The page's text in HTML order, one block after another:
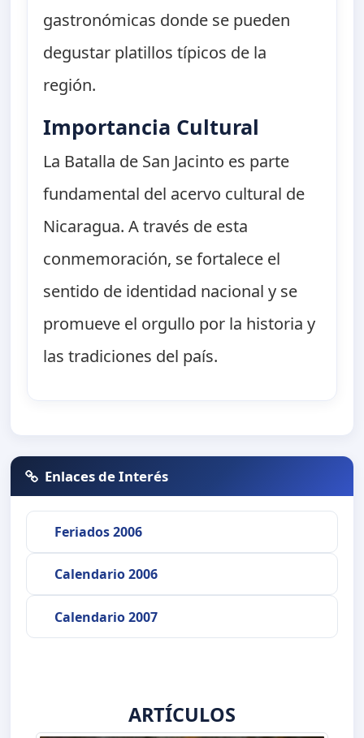
gastronómicas donde se pueden
degustar platillos típicos de la
región.
Importancia Cultural
La Batalla de San Jacinto es parte
fundamental del acervo cultural de
Nicaragua. A través de esta
conmemoración, se fortalece el
sentido de identidad nacional y se
promueve el orgullo por la historia y
las tradiciones del país.
Enlaces de Interés
Feriados 2006
Calendario 2006
Calendario 2007
ARTÍCULOS